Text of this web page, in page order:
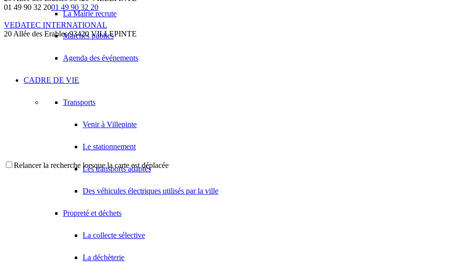
La Mairie recrute
Marchés publics
Agenda des événements
CADRE DE VIE
Transports
Venir à Villepinte
Le stationnement
Les transports adaptés
Des véhicules électriques utilisés par la ville
Propreté et déchets
La collecte sélective
La déchèterie
01 49 90 32 2001 49 90 32 20
VEDATEC INTERNATIONAL
20 Allée des Erables 93420 VILLEPINTE
Relancer la recherche lorsque la carte est déplacée